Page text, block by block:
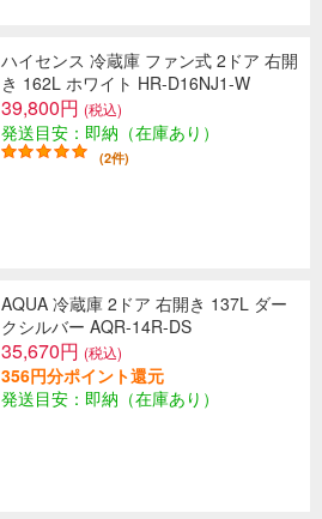
ハイセンス 冷蔵庫 ファン式 2ドア 右開
き 162L ホワイト HR-D16NJ1-W
39,800円 (税込)
発送目安：即納（在庫あり）
(2件)
AQUA 冷蔵庫 2ドア 右開き 137L ダー
クシルバー AQR-14R-DS
35,670円 (税込)
356円分ポイント還元
発送目安：即納（在庫あり）